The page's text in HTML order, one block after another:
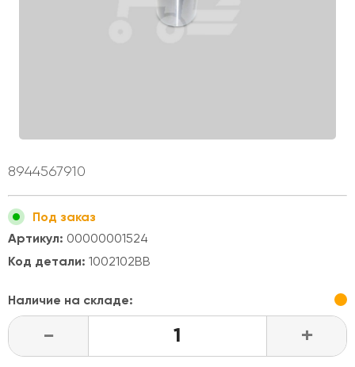
8944567910
Под заказ
Артикул: 00000001524
Код детали: 1002102BB
Наличие на складе:
- +